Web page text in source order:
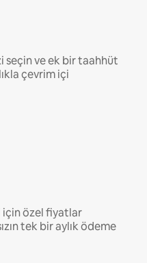
seçin ve ek bir taahhüt
çevrim içi
için özel fiyatlar
tek bir aylık ödeme